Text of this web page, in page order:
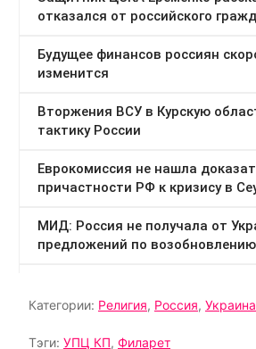
Категории: Религия, Россия, Украина
Тэги: УПЦ КП, Филарет